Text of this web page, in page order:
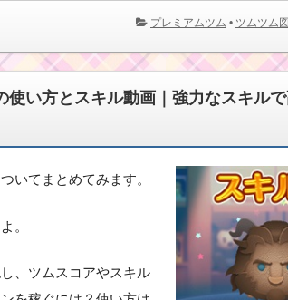
プレミアムツム • ツムツム
使い方とスキル動画｜強力なスキル
いてまとめてみます。
。
、ツムスコアやスキル